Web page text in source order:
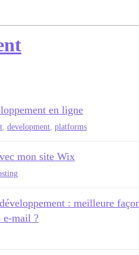
en ligne
development platforms
mon site Wix
: meilleure
e-mail ?